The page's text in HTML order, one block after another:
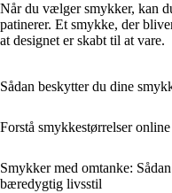
Når du vælger smykker, kan
patinerer. Et smykke, der
at designet er skabt til at vare.
Sådan beskytter du dine
Forstå smykkestørrelser
Smykker med omtanke:
bæredygtig livsstil